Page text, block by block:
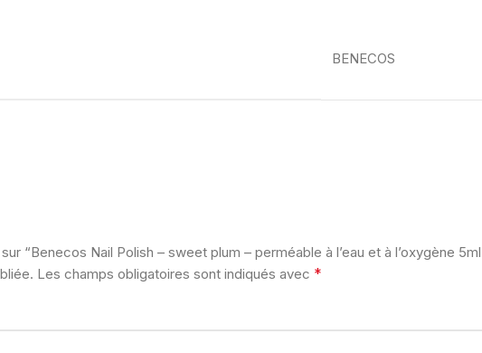
BENECOS
“Benecos Nail Polish – sweet plum – perméable à l’eau et à l’oxygène
Les champs obligatoires sont indiqués avec *